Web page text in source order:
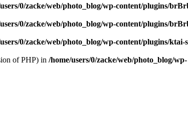
0/zacke/web/photo_blog/wp-content/plugins/
0/zacke/web/photo_blog/wp-content/plugins/
0/zacke/web/photo_blog/wp-content/plugins/ktai-
of PHP) in /home/users/0/zacke/web/photo_blog/wp-